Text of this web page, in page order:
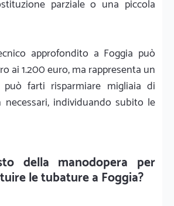
parziale o una piccola
approfondito a Foggia può
ai 1.200 euro, ma rappresenta un
farti risparmiare migliaia di
individuando subito le
della manodopera per
le tubature a Foggia?